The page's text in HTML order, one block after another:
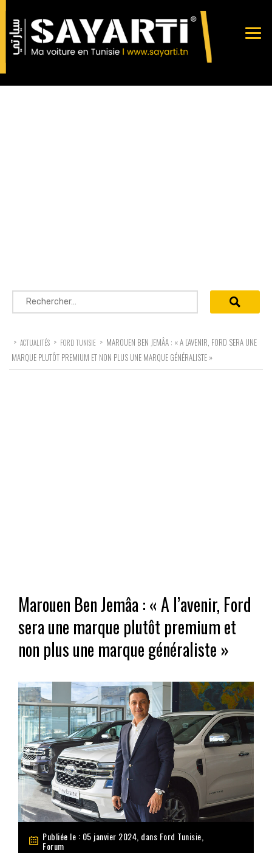
Rechercher :
> ACTUALITÉS > FORD TUNISIE > MAROUEN BEN JEMÂA : « A L’AVENIR, FORD SERA UNE
MARQUE PLUTÔT PREMIUM ET NON PLUS UNE MARQUE GÉNÉRALISTE »
Marouen Ben Jemâa : « A l’avenir, Ford
sera une marque plutôt premium et
non plus une marque généraliste »
Publiée le : 05 janvier 2024, dans Ford Tunisie
Forum